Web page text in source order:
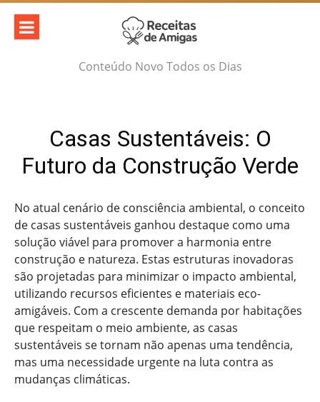
Skip
content
Conteúdo Novo Todos os Dias
Casas Sustentáveis: O
Futuro da Construção Verde
No atual cenário de consciência ambiental, o conceito
de casas sustentáveis ganhou destaque como uma
solução viável para promover a harmonia entre
construção e natureza. Estas estruturas inovadoras
são projetadas para minimizar o impacto ambiental,
utilizando recursos eficientes e materiais eco-
amigáveis. Com a crescente demanda por habitações
que respeitam o meio ambiente, as casas
sustentáveis se tornam não apenas uma tendência,
mas uma necessidade urgente na luta contra as
mudanças climáticas.